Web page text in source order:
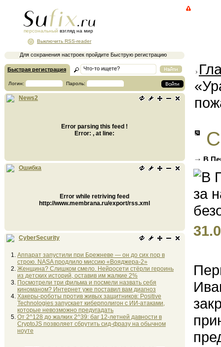
персональный взгляд на мир
Для сохранения настроек пройдите Быструю регистрацию
Выключить RSS-reader
Быстрая регистрация
Логин: Пароль:
News2
Error parsing this feed !
Error: , at line:
Ошибка
Error while retriving feed
http://www.membrana.ru/export/rss.xml
CyberSecurity
Аппарат запустили при Брежневе — он до сих пор в
строю. NASA продлило миссию «Вояджера-2»
Женщина? Слишком смело. Нейросети стёрли героинь
из детских историй, оставив им жалкие 2%
Посмотрели три фильма и посмели назвать себя
киноманом? Интернет уже поставил вам диагноз
Хакеры-роботы против живых защитников: Positive
Technologies запускает киберполигон с ИИ-атаками,
которые невозможно предугадать
От 2^128 до жалких 2^39: баг 12-летней давности в
CryptoJS позволяет сбрутить сид-фразу на обычном
ноуте
В